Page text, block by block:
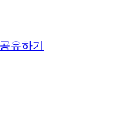
공유하기